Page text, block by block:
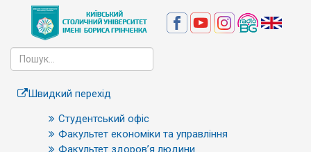
Швидкий перехід
Студентський офіс
Факультет економіки та управління
Факультет здоров’я людини